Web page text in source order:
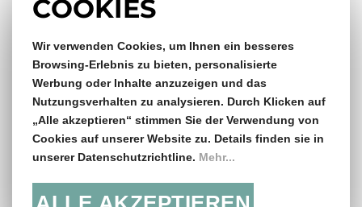
COOKIES
Wir verwenden Cookies, um Ihnen ein besseres
Browsing-Erlebnis zu bieten, personalisierte
Werbung oder Inhalte anzuzeigen und das
Nutzungsverhalten zu analysieren. Durch Klicken auf
„Alle akzeptieren“ stimmen Sie der Verwendung von
Cookies auf unserer Website zu. Details finden sie in
unserer Datenschutzrichtline. Mehr...
Gratis Versand & Rückversand
ab €150,- Bestellwert
14 Tage Rückgaberecht